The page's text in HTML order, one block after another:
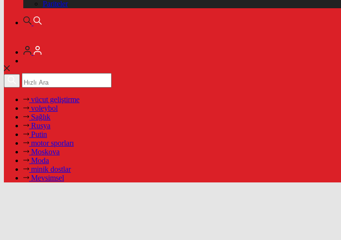
Pariteler
vücut geliştirme
voleybol
Sağlık
Rusya
Putin
motor sporları
Moskova
Moda
minik dostlar
Mevsimsel